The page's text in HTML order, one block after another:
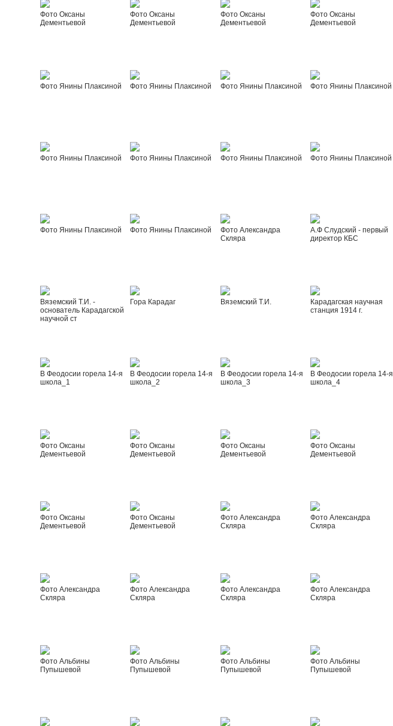
Фото Оксаны
Дементьевой
Фото Оксаны
Дементьевой
Фото Оксаны
Дементьевой
Фото Оксаны
Дементьевой
Фото Янины Плаксиной Фото Янины Плаксиной Фото Янины Плаксиной Фото Янины Плаксиной
Фото Янины Плаксиной Фото Янины Плаксиной Фото Янины Плаксиной Фото Янины Плаксиной
Фото Янины Плаксиной Фото Янины Плаксиной
Фото Александра
Скляра
А.Ф Слудский - первый
директор КБС
Вяземский Т.И. -
основатель Карадагской
научной ст
Гора Карадаг Вяземский Т.И.
Карадагская научная
станция 1914 г.
В Феодосии горела 14-я
школа_1
В Феодосии горела 14-я
школа_2
В Феодосии горела 14-я
школа_3
В Феодосии горела 14-я
школа_4
Фото Оксаны
Дементьевой
Фото Оксаны
Дементьевой
Фото Оксаны
Дементьевой
Фото Оксаны
Дементьевой
Фото Оксаны
Дементьевой
Фото Оксаны
Дементьевой
Фото Александра
Скляра
Фото Александра
Скляра
Фото Александра
Скляра
Фото Александра
Скляра
Фото Александра
Скляра
Фото Александра
Скляра
Фото Альбины
Пупышевой
Фото Альбины
Пупышевой
Фото Альбины
Пупышевой
Фото Альбины
Пупышевой